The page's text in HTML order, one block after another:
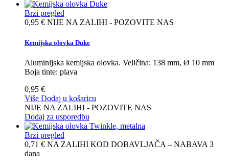
Brzi pregled
0,95 € NIJE NA ZALIHI - POZOVITE NAS
Kemijska olovka Duke
Aluminijska kemijska olovka. Veličina: 138 mm, Ø 10 mm
Boja tinte: plava
0,95 €
Više Dodaj u košaricu
NIJE NA ZALIHI - POZOVITE NAS
Dodaj za usporedbu
Brzi pregled
0,71 € NA ZALIHI KOD DOBAVLJAČA – NABAVA 3
dana